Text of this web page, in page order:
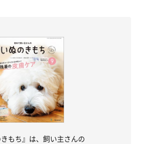
きもち』は、飼い主さんの